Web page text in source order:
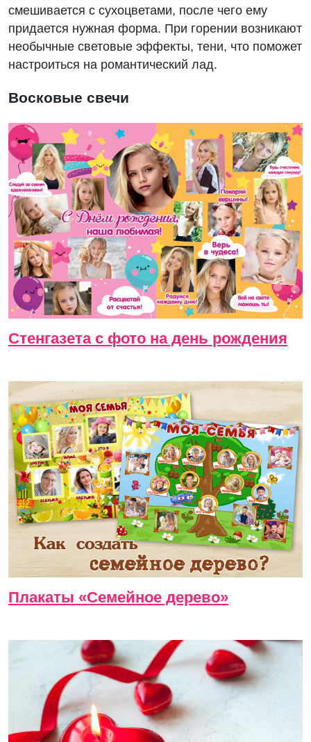
смешивается с сухоцветами, после чего ему
придается нужная форма. При горении возникают
необычные световые эффекты, тени, что поможет
настроиться на романтический лад.
Восковые свечи
Стенгазета с фото на день рождения
Плакаты «Семейное дерево»